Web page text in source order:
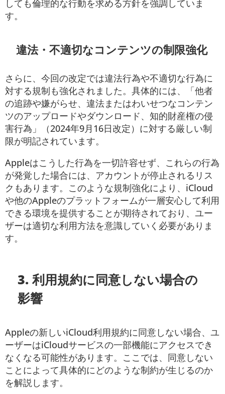
しても倫理的な行動を求める方針を強調していま
す。
違法・不適切なコンテンツの制限強化
さらに、今回の改定では違法行為や不適切な行為に
対する規制も強化されました。具体的には、「他者
の追跡や嫌がらせ、違法またはわいせつなコンテン
ツのアップロードやダウンロード、知的財産権の侵
害行為」（2024年9月16日改定）に対する厳しい制
限が明記されています。
Appleはこうした行為を一切許容せず、これらの行為
が発覚した場合には、アカウントが停止されるリス
クもあります。このような規制強化により、iCloud
や他のAppleのプラットフォームが一層安心して利用
できる環境を提供することが期待されており、ユー
ザーは適切な利用方法を意識していく必要がありま
す。
3. 利用規約に同意しない場合の
影響
Appleの新しいiCloud利用規約に同意しない場合、ユ
ーザーはiCloudサービスの一部機能にアクセスでき
なくなる可能性があります。ここでは、同意しない
ことによって具体的にどのような制約が生じるのか
を解説します。